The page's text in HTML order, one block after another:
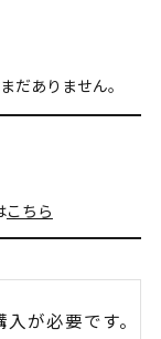
だありません。
こちら
入が必要です。